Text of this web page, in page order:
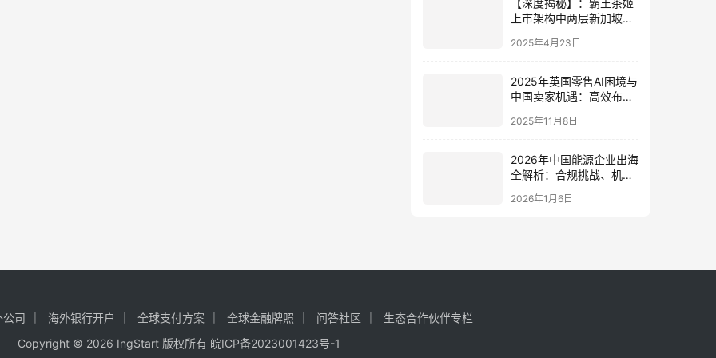
【深度揭秘】：霸王茶姬
上市架构中两层新加坡公
2025年4月23日
2025年英国零售AI困境与
中国卖家机遇：高效布局
2025年11月8日
2026年中国能源企业出海
全解析：合规挑战、机遇
2026年1月6日
公司 海外银行开户 全球支付方案 全球金融牌照 问答社区
生态合作伙伴专栏
Copyright © 2026 IngStart 版权所有 皖ICP备2023001423号-1